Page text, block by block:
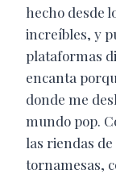
hecho desde
increíbles, y
plataformas
encanta
donde me
mundo pop.
las riendas de
tornamesas,